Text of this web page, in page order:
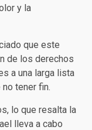
y la
que este
de los derechos
a una larga lista
tener fin.
lo que resalta la
lleva a cabo